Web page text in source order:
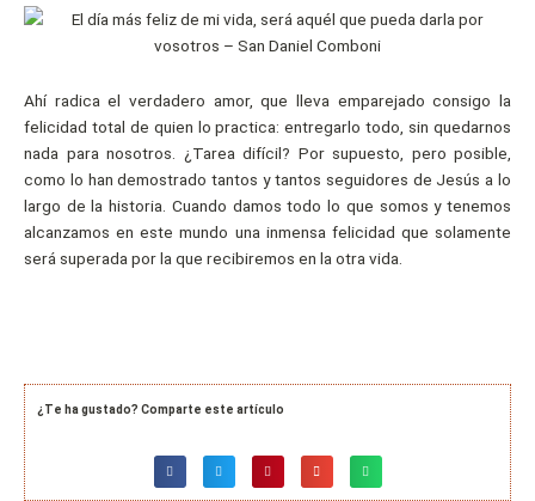
Ahí radica el verdadero amor, que lleva emparejado consigo la
felicidad total de quien lo practica: entregarlo todo, sin quedarnos
nada para nosotros. ¿Tarea difícil? Por supuesto, pero posible,
como lo han demostrado tantos y tantos seguidores de Jesús a lo
largo de la historia. Cuando damos todo lo que somos y tenemos
alcanzamos en este mundo una inmensa felicidad que solamente
será superada por la que recibiremos en la otra vida.
¿Te ha gustado? Comparte este artículo